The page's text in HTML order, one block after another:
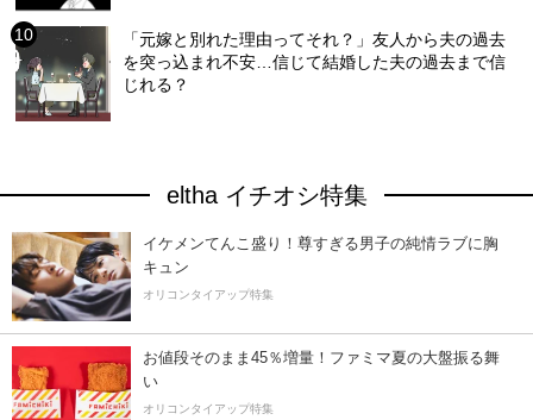
「元嫁と別れた理由ってそれ？」友人から夫の過去
を突っ込まれ不安…信じて結婚した夫の過去まで信
じれる？
eltha イチオシ特集
イケメンてんこ盛り！尊すぎる男子の純情ラブに胸
キュン
オリコンタイアップ特集
お値段そのまま45％増量！ファミマ夏の大盤振る舞
い
オリコンタイアップ特集